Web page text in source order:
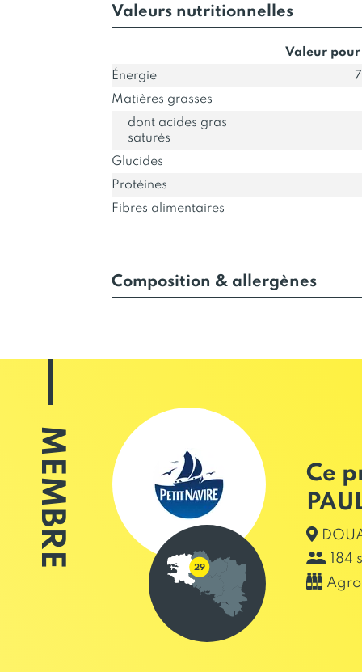
Valeurs nutritionnelles
Valeur pour
Énergie
Matières grasses
dont acides gras
saturés
Glucides
Protéines
Fibres alimentaires
Composition & allergènes
MEMBRE
Ce
184